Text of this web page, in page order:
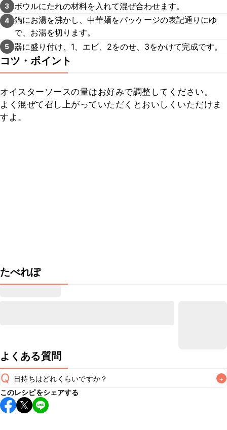
3 ボウルにたれの材料を入れて混ぜ合わせます。
4 鍋にお湯を沸かし、中華麺をパッケージの表記通りにゆ
で、お湯を切ります。
5 器に盛り付け、1、エビ、2をのせ、3をかけて完成です。
コツ・ポイント
オイスターソースの量はお好みで調整してください。
よく混ぜて召し上がっていただくとおいしくいただけま
すよ。
たべれぽ
よくある質問
Q 日持ちはどれくらいですか？ +
こちらのレシピは出来たてをお召し上がりいただくことをお
すすめします。
このレシピをシェアする